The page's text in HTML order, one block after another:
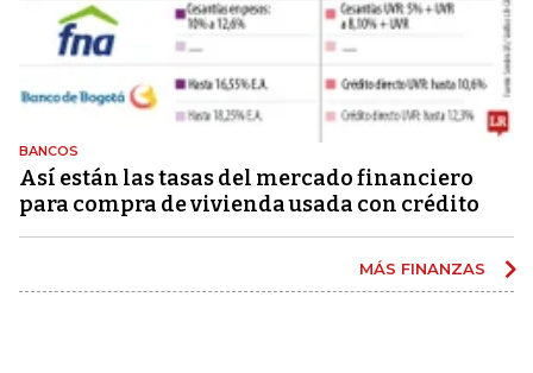
BANCOS
Así están las tasas del mercado financiero
para compra de vivienda usada con crédito
MÁS FINANZAS